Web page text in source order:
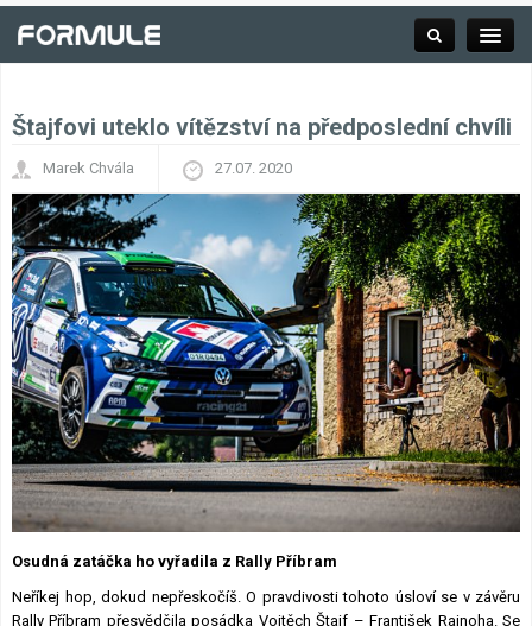
Závodní série
Kalendář F1
Výsledky F1
Týmy a jezdci F1
Okruhy F1
Štajfovi uteklo vítězství na předposlední chvíli
Marek Chvála 27.07. 2020
Osudná zatáčka ho vyřadila z Rally Příbram
Neříkej hop, dokud nepřeskočíš. O pravdivosti tohoto úsloví se v závěru
Rally Příbram přesvědčila posádka Vojtěch Štajf – František Rajnoha. Se